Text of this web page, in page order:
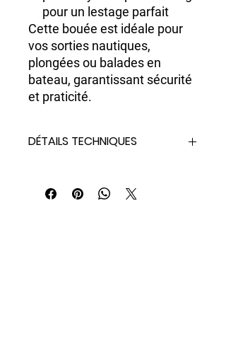
pour un lestage parfait
Cette bouée est idéale pour
vos sorties nautiques,
plongées ou balades en
bateau, garantissant sécurité
et praticité.
DÉTAILS TECHNIQUES
- Volume : environ 7 litres